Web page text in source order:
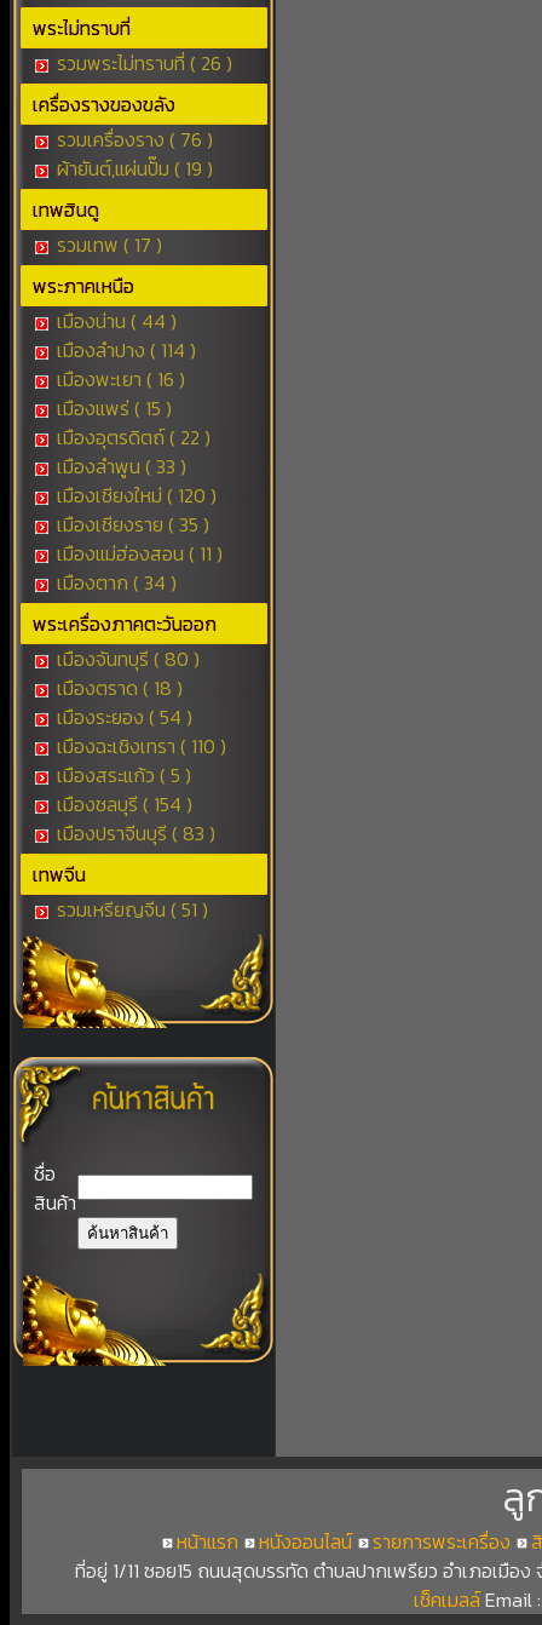
พระไม่ทราบที่
รวมพระไม่ทราบที่ ( 26 )
เครื่องรางของขลัง
รวมเครื่องราง ( 76 )
ผ้ายันต์,แผ่นปั๊ม ( 19 )
เทพฮินดู
รวมเทพ ( 17 )
พระภาคเหนือ
เมืองน่าน ( 44 )
เมืองลำปาง ( 114 )
เมืองพะเยา ( 16 )
เมืองแพร่ ( 15 )
เมืองอุตรดิตถ์ ( 22 )
เมืองลำพูน ( 33 )
เมืองเชียงใหม่ ( 120 )
เมืองเชียงราย ( 35 )
เมืองแม่ฮ่องสอน ( 11 )
เมืองตาก ( 34 )
พระเครื่องภาคตะวันออก
เมืองจันทบุรี ( 80 )
เมืองตราด ( 18 )
เมืองระยอง ( 54 )
เมืองฉะเชิงเทรา ( 110 )
เมืองสระแก้ว ( 5 )
เมืองชลบุรี ( 154 )
เมืองปราจีนบุรี ( 83 )
เทพจีน
รวมเหรียญจีน ( 51 )
ชื่อ
สินค้า
ลู
หน้าแรก หนังออนไลน์ รายการพระเครื่อง
ที่อยู่ 1/11 ซอย15 ถนนสุดบรรทัด ตำบลปากเพรียว อำเภอเมือ
เช็คเมลล์Email